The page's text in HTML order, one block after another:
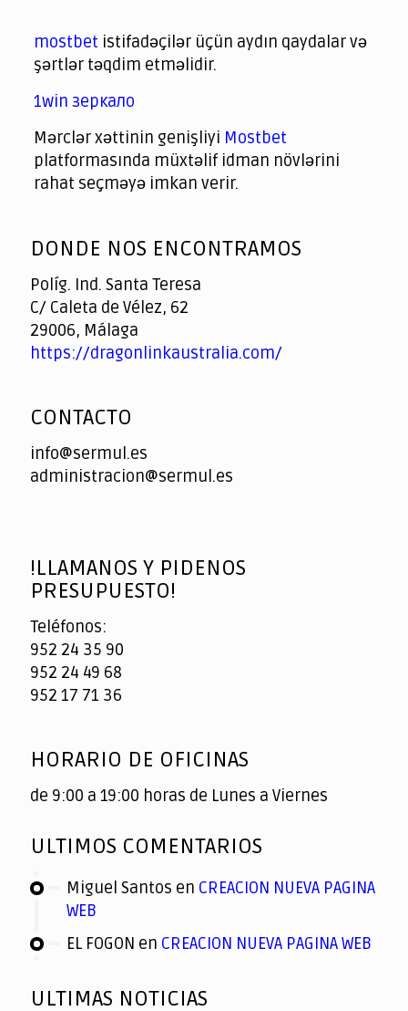
spintiger
Avabet
Spinrise
Crown Green
Crowngreen casino login
슈가 러쉬1000 슬롯
crazy time casino online
1xcasinozambia.com
codingworldnews.com
parimatch.kr
winorio
winorio casino
winorio
mostbet istifadəçilər üçün aydın qaydalar və
şərtlər təqdim etməlidir.
1win зеркало
Mərclər xəttinin genişliyi Mostbet
platformasında müxtəlif idman növlərini
rahat seçməyə imkan verir.
of
DONDE NOS ENCONTRAMOS
Políg. Ind. Santa Teresa
C/ Caleta de Vélez, 62
29006, Málaga
https://dragonlinkaustralia.com/
CONTACTO
info@sermul.es
administracion@sermul.es
!LLAMANOS Y PIDENOS
PRESUPUESTO!
Teléfonos:
952 24 35 90
952 24 49 68
952 17 71 36
HORARIO DE OFICINAS
de 9:00 a 19:00 horas de Lunes a Viernes
ULTIMOS COMENTARIOS
Miguel Santos en CREACION NUEVA PAGINA
WEB
EL FOGON en CREACION NUEVA PAGINA WEB
ULTIMAS NOTICIAS